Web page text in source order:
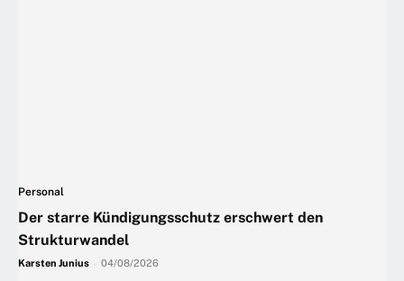
Personal
Der starre Kündigungsschutz erschwert den
Strukturwandel
Karsten Junius 04/08/2026